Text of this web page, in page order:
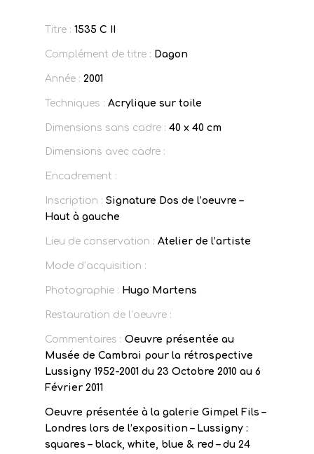
Titre : 1535 C II
Complément de titre : Dagon
Année : 2001
Techniques : Acrylique sur toile
Dimensions sans cadre : 40 x 40 cm
Dimensions avec cadre :
Encadrement :
Inscription : Signature Dos de l’oeuvre –
Haut à gauche
Lieu de conservation : Atelier de l’artiste
Mode d’acquisition :
Photographie : Hugo Martens
Restauration de l’oeuvre :
Commentaires : Oeuvre présentée au
Musée de Cambrai pour la rétrospective
Lussigny 1952-2001 du 23 Octobre 2010 au 6
Février 2011
Oeuvre présentée à la galerie Gimpel Fils –
Londres lors de l’exposition – Lussigny :
squares – black, white, blue & red – du 24